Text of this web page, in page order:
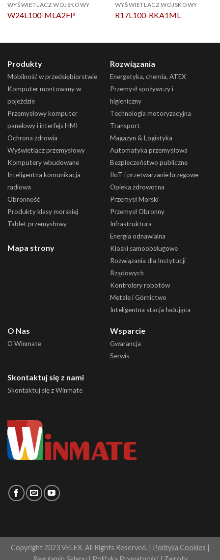
WYŚWIETLACZ WOJSKOWY
W24L100-MLA2FP
WYŚWIETLACZ WOJSKOWY
R17L100-RKA1ML
Produkty
Mobilność w przedsiębiorstwie
Komputer montowany w
pojeździe
Przemysłowy komputer
panelowy i interfejs HMI
Ochrona zdrowia
Wyświetlacz przemysłowy
Komputery wbudowane
Inteligentna komunikacja
radiowa
Obronność
Produkty klasy morskiej
Tablet przemysłowy
Mapa strony
Rozwiązania
Energetyka, chemia, ATEX
Przemysł spożywczy i
higieniczny
Technologia motoryzacyjna
Transport
Magazyn & Logistyka
Automatyka przemysłowa
Bezpieczeństwo publiczne
IIoT i przetwarzanie brzegowe
Opieka zdrowotna
Przemysł Morski
Przemysł Obronny
Infrastruktura
Energia odnawialna
Kioski samoobsługowe
Rozwiązania dla Instytucji
Rządowych
Kontrolery robotów
Metale i Górnictwo
Inteligentna stacja ładująca
O Nas
O Winmate
Wsparcie
Gwarancja
Serwis
Skontaktuj się z nami
Skontaktuj się z Winmate
Copyright 2023 VELEX. All Rights Reserved. | Polityka Cookies |